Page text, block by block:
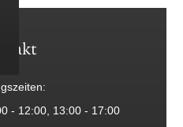
- 12:00, 13:00 - 17:00